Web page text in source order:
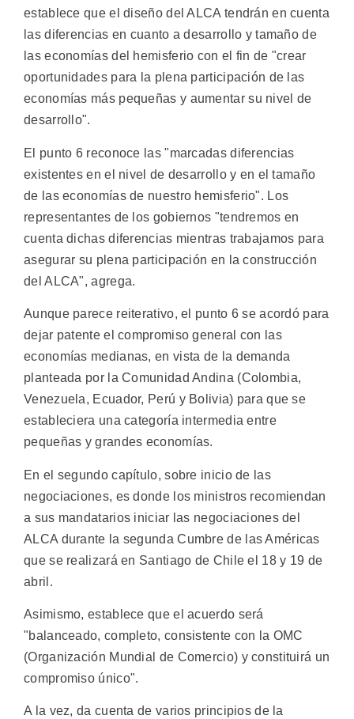
establece que el diseño del ALCA tendrán en cuenta
las diferencias en cuanto a desarrollo y tamaño de
las economías del hemisferio con el fin de "crear
oportunidades para la plena participación de las
economías más pequeñas y aumentar su nivel de
desarrollo".
El punto 6 reconoce las "marcadas diferencias
existentes en el nivel de desarrollo y en el tamaño
de las economías de nuestro hemisferio". Los
representantes de los gobiernos "tendremos en
cuenta dichas diferencias mientras trabajamos para
asegurar su plena participación en la construcción
del ALCA", agrega.
Aunque parece reiterativo, el punto 6 se acordó para
dejar patente el compromiso general con las
economías medianas, en vista de la demanda
planteada por la Comunidad Andina (Colombia,
Venezuela, Ecuador, Perú y Bolivia) para que se
estableciera una categoría intermedia entre
pequeñas y grandes economías.
En el segundo capítulo, sobre inicio de las
negociaciones, es donde los ministros recomiendan
a sus mandatarios iniciar las negociaciones del
ALCA durante la segunda Cumbre de las Américas
que se realizará en Santiago de Chile el 18 y 19 de
abril.
Asimismo, establece que el acuerdo será
"balanceado, completo, consistente con la OMC
(Organización Mundial de Comercio) y constituirá un
compromiso único".
A la vez, da cuenta de varios principios de la